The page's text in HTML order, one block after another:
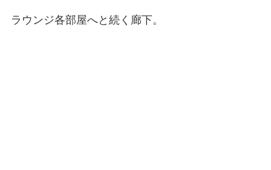
ラウンジ各部屋へと続く廊下。